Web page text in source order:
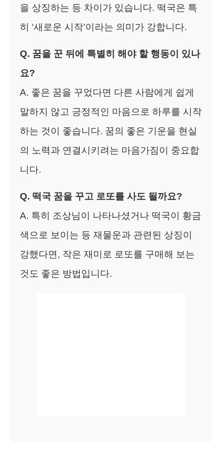
을 상징하는 등 차이가 있습니다. 떡국은 특
히 ‘새로운 시작’이라는 의미가 강합니다.
Q. 꿈을 꾼 뒤에 특별히 해야 할 행동이 있나
요?
A. 좋은 꿈을 꾸었다면 다른 사람에게 쉽게
말하지 않고 긍정적인 마음으로 하루를 시작
하는 것이 좋습니다. 꿈의 좋은 기운을 현실
의 노력과 연결시키려는 마음가짐이 중요합
니다.
Q. 떡국 꿈을 꾸고 로또를 사도 될까요?
A. 특히 조상님이 나타나셨거나 떡국이 황금
색으로 보이는 등 재물운과 관련된 상징이
강했다면, 작은 재미로 로또를 구매해 보는
것도 좋은 방법입니다.